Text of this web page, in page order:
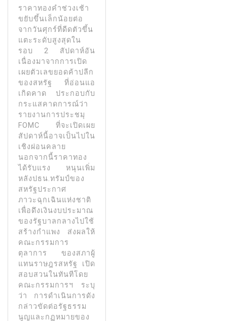
ราคาทองคําช่วงเช้า
ขยับขึ้นเล็กน้อยต่อ
จากวันศุกร์ที่ดีดตัวขึ้น
แตะระดับสูงสุดใน
รอบ 2 สัปดาห์อัน
เนื่องมาจากการเปิด
เผยตัวเลขยอดค้าปลีก
ของสหรัฐ ที่อ่อนแอ
เกิดคาด ประกอบกับ
กระแสคาดการณ์ว่า
รายงานการประชมุ
FOMC ที่จะเปิดเผย
สัปดาห์นี้อาจเป็นไปใน
เชิงผ่อนคลาย
นอกจากนี้ราคาทอง
ได้รับแรง หนุนเพิ่ม
หลังปธน.ทรัมป์ของ
สหรัฐประกาศ
ภาวะฉุกเฉินแห่งชาติ
เพื่อดึงเงินงบประมาณ
ของรัฐบาลกลางไปใช้
สร้างกําแพง ส่งผลให้
คณะกรรมการ
ตุลาการ ของสภาผู้
แทนราษฎรสหรัฐ เปิด
สอบสวนในทันทีโดย
คณะกรรมการฯ ระบุ
ว่า การดําเนินการดัง
กล่าวขัดต่อรัฐธรรม
นูญและกฏหมายของ